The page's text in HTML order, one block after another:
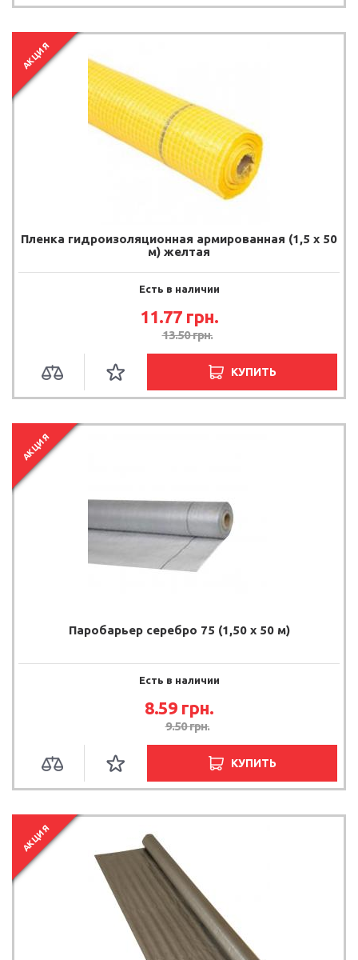
АКЦИЯ
Пленка гидроизоляционная армированная (1,5 х 50
м) желтая
Есть в наличии
11.77 грн.
13.50грн.
КУПИТЬ
АКЦИЯ
Паробарьер серебро 75 (1,50 х 50 м)
Есть в наличии
8.59 грн.
9.50грн.
КУПИТЬ
АКЦИЯ